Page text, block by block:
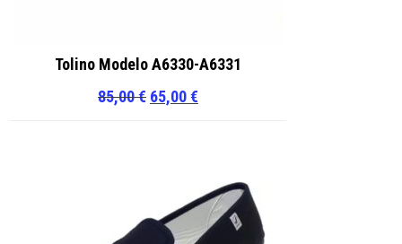
Tolino Modelo A6330-A6331
85,00€ El
85,00 €.
65,00€
65,00 €.